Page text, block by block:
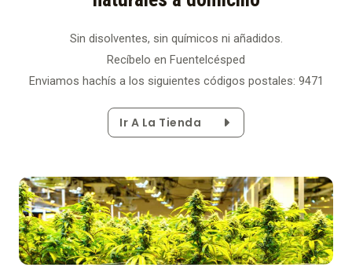
Sin disolventes, sin químicos ni añadidos.
Recíbelo en Fuentelcésped
Enviamos hachís a los siguientes códigos postales: 9471
Ir A La Tienda